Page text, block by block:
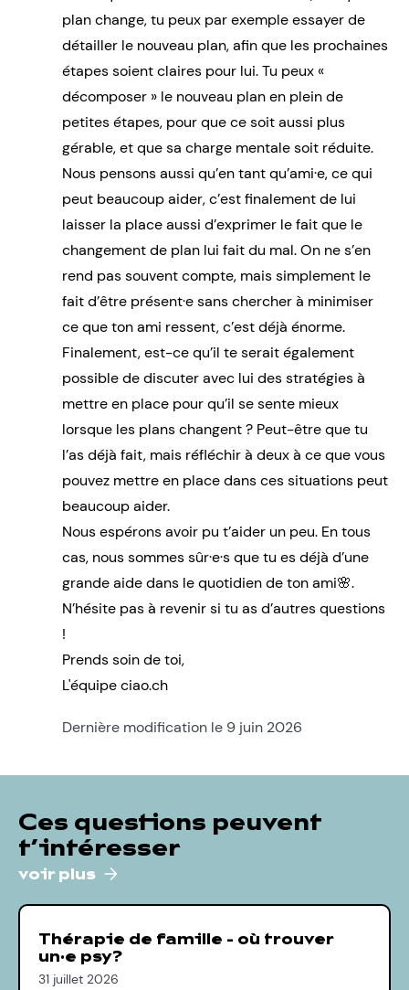
plan change, tu peux par exemple essayer de
détailler le nouveau plan, afin que les prochaines
étapes soient claires pour lui. Tu peux «
décomposer » le nouveau plan en plein de
petites étapes, pour que ce soit aussi plus
gérable, et que sa charge mentale soit réduite.
Nous pensons aussi qu’en tant qu’ami·e, ce qui
peut beaucoup aider, c’est finalement de lui
laisser la place aussi d’exprimer le fait que le
changement de plan lui fait du mal. On ne s’en
rend pas souvent compte, mais simplement le
fait d’être présent·e sans chercher à minimiser
ce que ton ami ressent, c’est déjà énorme.
Finalement, est-ce qu’il te serait également
possible de discuter avec lui des stratégies à
mettre en place pour qu’il se sente mieux
lorsque les plans changent ? Peut-être que tu
l’as déjà fait, mais réfléchir à deux à ce que vous
pouvez mettre en place dans ces situations peut
beaucoup aider.
Nous espérons avoir pu t’aider un peu. En tous
cas, nous sommes sûr·e·s que tu es déjà d’une
grande aide dans le quotidien de ton ami🌸.
N’hésite pas à revenir si tu as d’autres questions
!
Prends soin de toi,
L'équipe ciao.ch
Dernière modification le 9 juin 2026
Ces questions peuvent
t’intéresser
voir plus
Thérapie de famille - où trouver
un·e psy?
31 juillet 2026